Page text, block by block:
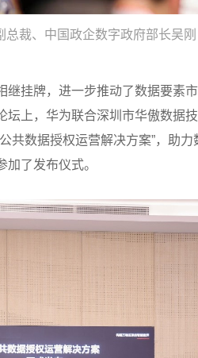
总裁、中国政企数字政府部长吴刚
挂牌，进一步推动了数据要素
上，华为联合深圳市华傲数据
共数据授权运营解决方案”，助
了发布仪式。